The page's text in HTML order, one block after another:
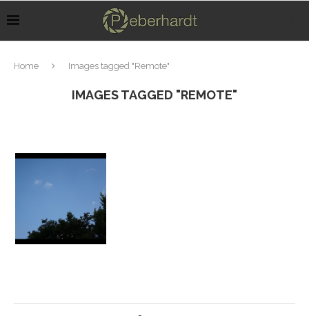
Home Images tagged "Remote"
IMAGES TAGGED "REMOTE"